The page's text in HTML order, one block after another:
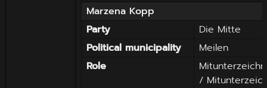
Marzena Kopp
Party
Die Mitte
Political municipality
Meilen
Role
/